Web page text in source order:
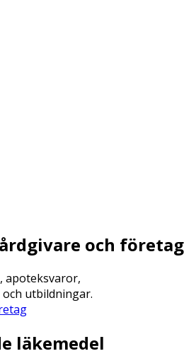
och företag
apoteksvaror,
utbildningar.
läkemedel